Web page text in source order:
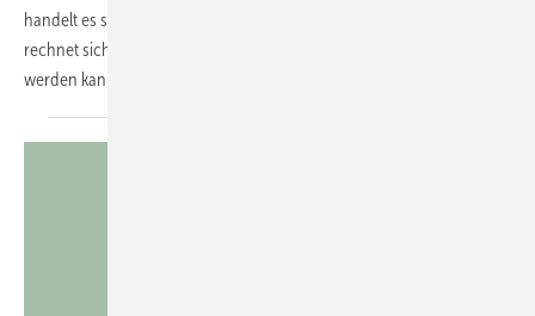
handelt es sich um einen Kleinauftrag ohne Profit. Nicht jeder Auftrag
rechnet sich wirklich. Rolf Leicher weiß, wie damit umgegangen
werden kann.